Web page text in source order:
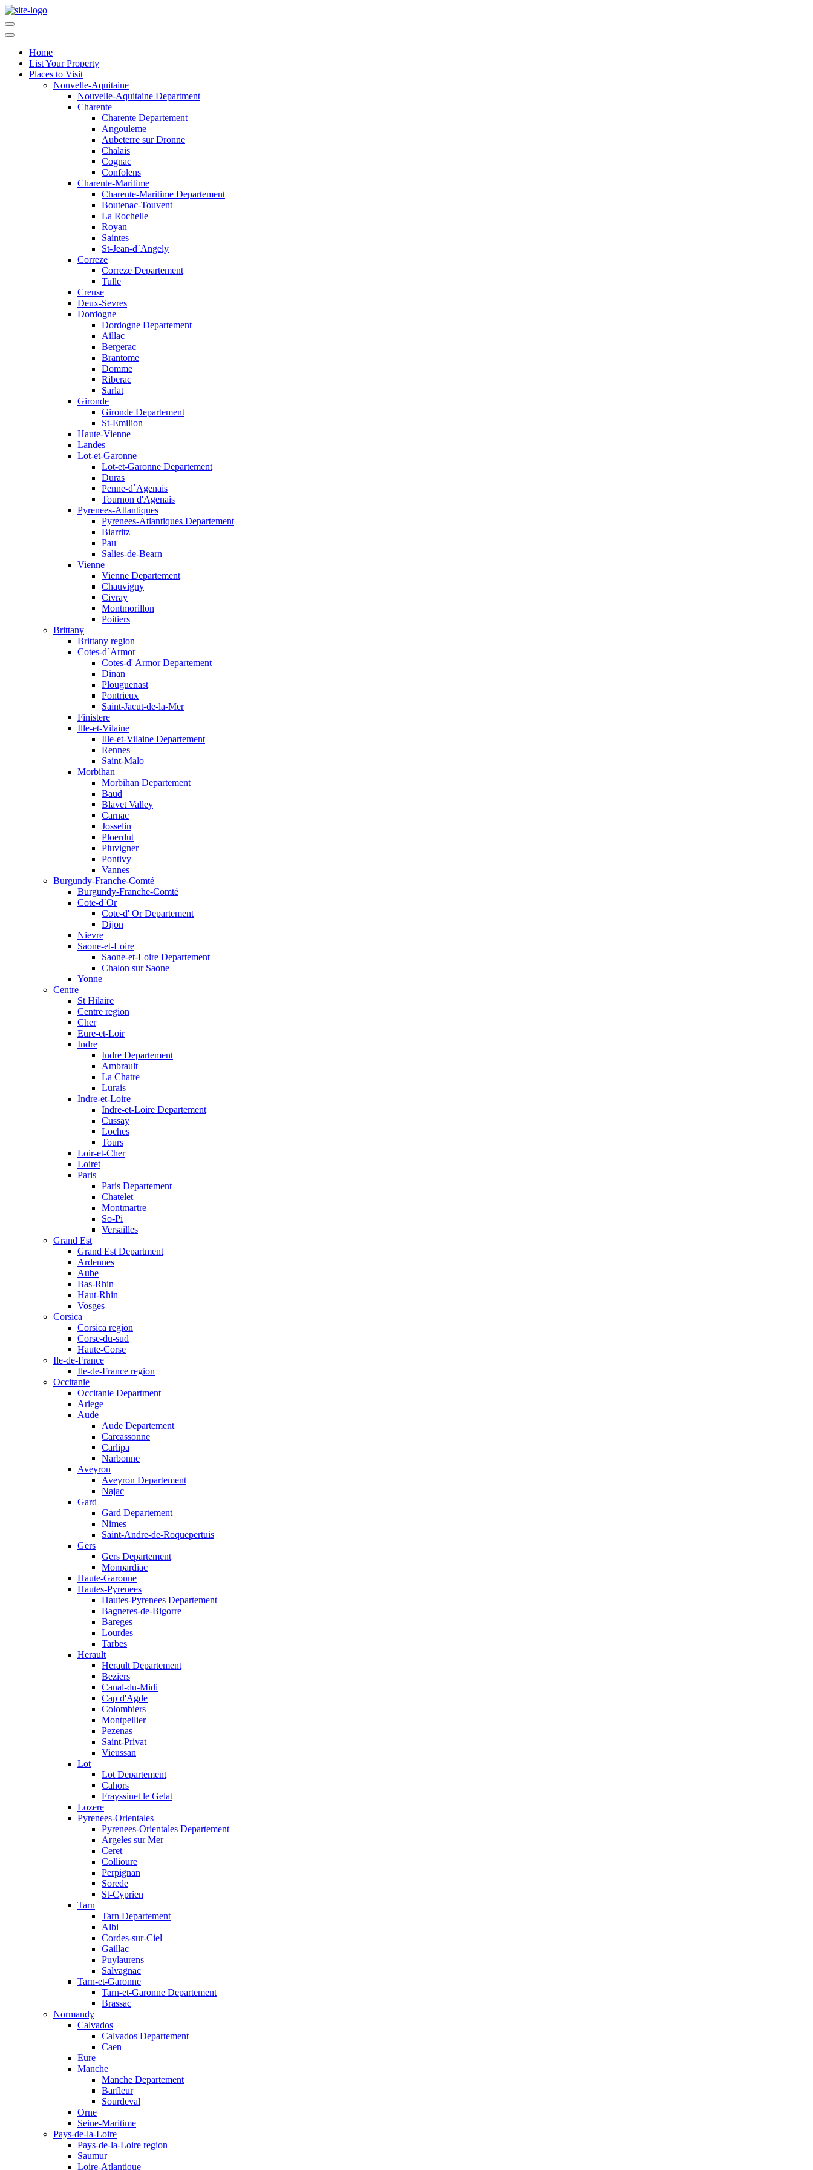
Home
List Your Property
Places to Visit
Nouvelle-Aquitaine
Nouvelle-Aquitaine Department
Charente
Charente Departement
Angouleme
Aubeterre sur Dronne
Chalais
Cognac
Confolens
Charente-Maritime
Charente-Maritime Departement
Boutenac-Touvent
La Rochelle
Royan
Saintes
St-Jean-d`Angely
Correze
Correze Departement
Tulle
Creuse
Deux-Sevres
Dordogne
Dordogne Departement
Aillac
Bergerac
Brantome
Domme
Riberac
Sarlat
Gironde
Gironde Departement
St-Emilion
Haute-Vienne
Landes
Lot-et-Garonne
Lot-et-Garonne Departement
Duras
Penne-d`Agenais
Tournon d'Agenais
Pyrenees-Atlantiques
Pyrenees-Atlantiques Departement
Biarritz
Pau
Salies-de-Bearn
Vienne
Vienne Departement
Chauvigny
Civray
Montmorillon
Poitiers
Brittany
Brittany region
Cotes-d`Armor
Cotes-d' Armor Departement
Dinan
Plouguenast
Pontrieux
Saint-Jacut-de-la-Mer
Finistere
Ille-et-Vilaine
Ille-et-Vilaine Departement
Rennes
Saint-Malo
Morbihan
Morbihan Departement
Baud
Blavet Valley
Carnac
Josselin
Ploerdut
Pluvigner
Pontivy
Vannes
Burgundy-Franche-Comté
Burgundy-Franche-Comté
Cote-d`Or
Cote-d' Or Departement
Dijon
Nievre
Saone-et-Loire
Saone-et-Loire Departement
Chalon sur Saone
Yonne
Centre
St Hilaire
Centre region
Cher
Eure-et-Loir
Indre
Indre Departement
Ambrault
La Chatre
Lurais
Indre-et-Loire
Indre-et-Loire Departement
Cussay
Loches
Tours
Loir-et-Cher
Loiret
Paris
Paris Departement
Chatelet
Montmartre
So-Pi
Versailles
Grand Est
Grand Est Department
Ardennes
Aube
Bas-Rhin
Haut-Rhin
Vosges
Corsica
Corsica region
Corse-du-sud
Haute-Corse
Ile-de-France
Ile-de-France region
Occitanie
Occitanie Department
Ariege
Aude
Aude Departement
Carcassonne
Carlipa
Narbonne
Aveyron
Aveyron Departement
Najac
Gard
Gard Departement
Nimes
Saint-Andre-de-Roquepertuis
Gers
Gers Departement
Monpardiac
Haute-Garonne
Hautes-Pyrenees
Hautes-Pyrenees Departement
Bagneres-de-Bigorre
Bareges
Lourdes
Tarbes
Herault
Herault Departement
Beziers
Canal-du-Midi
Cap d'Agde
Colombiers
Montpellier
Pezenas
Saint-Privat
Vieussan
Lot
Lot Departement
Cahors
Frayssinet le Gelat
Lozere
Pyrenees-Orientales
Pyrenees-Orientales Departement
Argeles sur Mer
Ceret
Collioure
Perpignan
Sorede
St-Cyprien
Tarn
Tarn Departement
Albi
Cordes-sur-Ciel
Gaillac
Puylaurens
Salvagnac
Tarn-et-Garonne
Tarn-et-Garonne Departement
Brassac
Normandy
Calvados
Calvados Departement
Caen
Eure
Manche
Manche Departement
Barfleur
Sourdeval
Orne
Seine-Maritime
Pays-de-la-Loire
Pays-de-la-Loire region
Saumur
Loire-Atlantique